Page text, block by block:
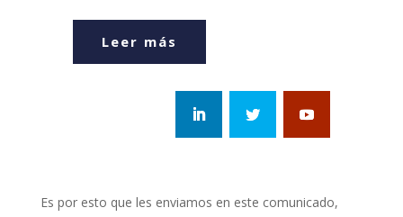
Leer más
Es por esto que les enviamos en este comunicado,